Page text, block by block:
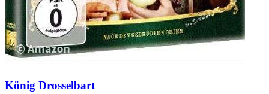
König Drosselbart